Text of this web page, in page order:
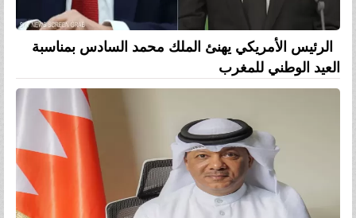
الرئيس الأمريكي يهنئ الملك محمد السادس بمناسبة
العيد الوطني للمغرب